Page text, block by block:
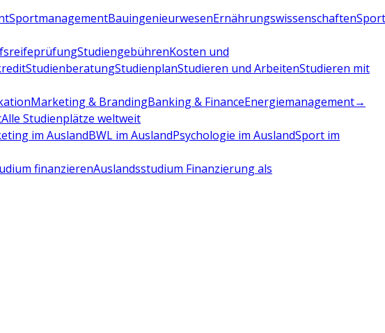
SportmanagementBauingenieurwesenErnährungswissenschaften
StudiengebührenKosten und
StudienberatungStudienplanStudieren und ArbeitenStudieren mit
Marketing & BrandingBanking & FinanceEnergiemanagement→
Alle Studienplätze weltweit
im AuslandBWL im AuslandPsychologie im AuslandSport im
finanzierenAuslandsstudium Finanzierung als